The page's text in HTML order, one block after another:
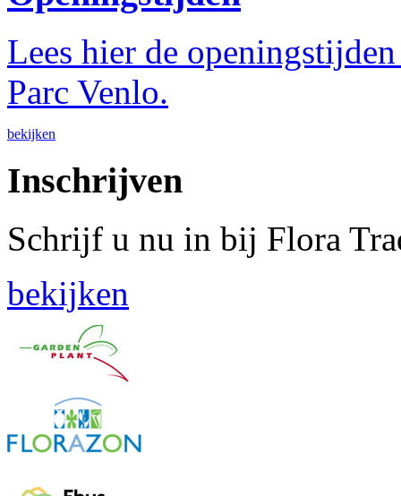
Lees hier de
Parc Venlo.
bekijken
Inschrijven
Schrijf u nu in bij Flora
bekijken